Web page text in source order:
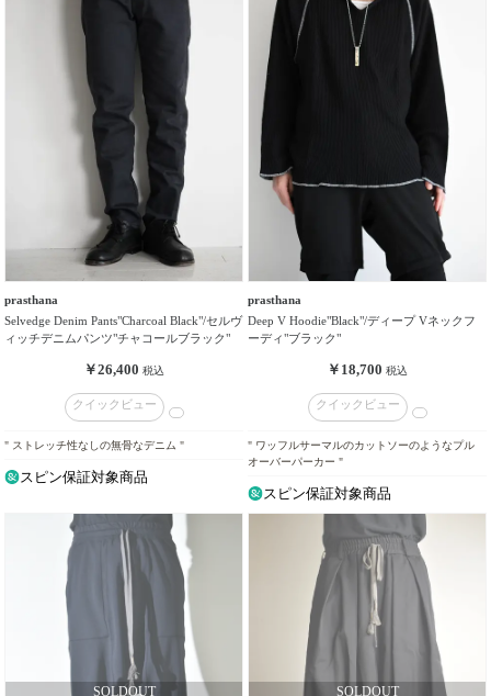
prasthana
Selvedge Denim Pants"Charcoal Black"/セルヴ
ィッチデニムパンツ"チャコールブラック"
￥26,400 税込
クイックビュー
" ストレッチ性なしの無骨なデニム "
スピン保証対象商品
prasthana
Deep V Hoodie"Black"/ディープ Vネックフ
ーディ"ブラック"
￥18,700 税込
クイックビュー
" ワッフルサーマルのカットソーのようなプル
オーバーパーカー "
スピン保証対象商品